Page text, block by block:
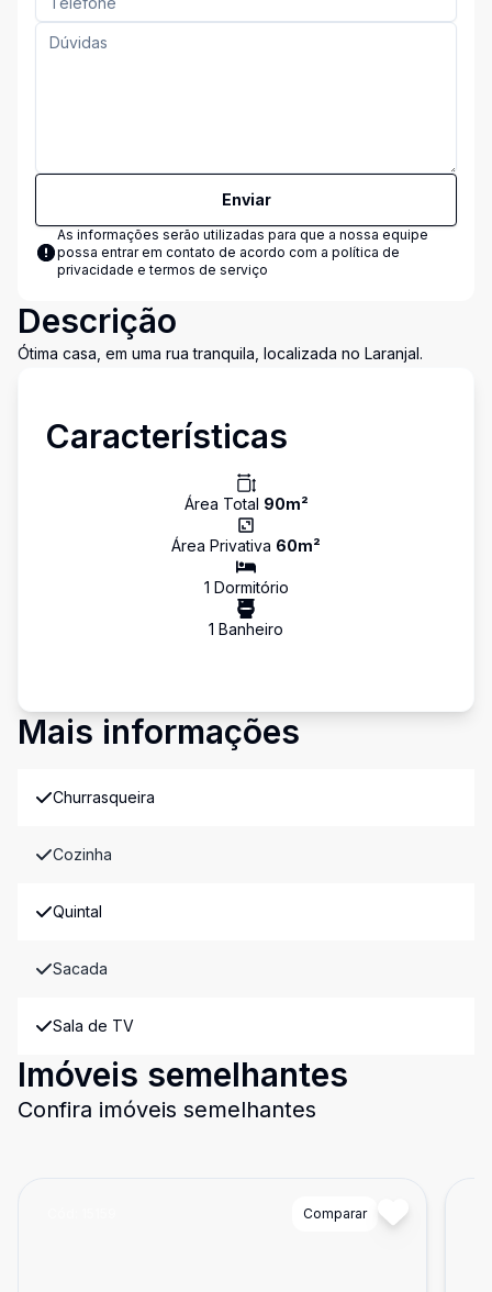
Enviar
As informações serão utilizadas para que a nossa equipe
possa entrar em contato de acordo com a política de
privacidade e termos de serviço
Descrição
Ótima casa, em uma rua tranquila, localizada no Laranjal.
Características
Área Total 90m²
Área Privativa 60m²
1 Dormitório
1 Banheiro
Mais informações
Churrasqueira
Cozinha
Quintal
Sacada
Sala de TV
Imóveis semelhantes
Confira imóveis semelhantes
Comparar